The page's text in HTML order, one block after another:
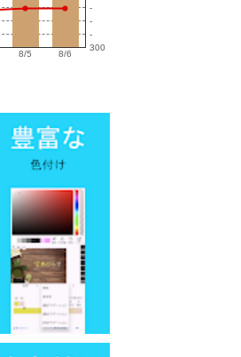
8/5 8/6
-
-
-
300